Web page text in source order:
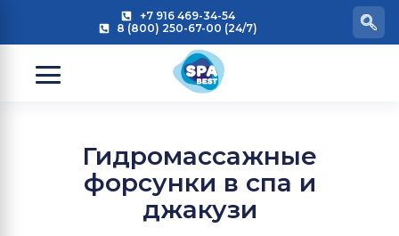
+7 916 469-34-54
8 (800) 250-67-00 (24/7)
Гидромассажные
форсунки в спа и
джакузи